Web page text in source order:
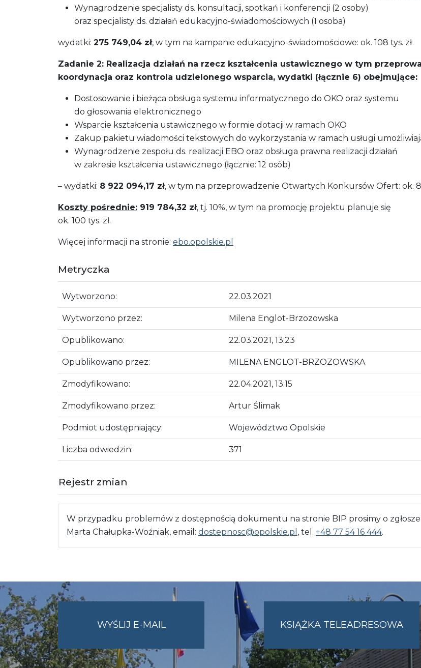
Wynagrodzenie specjalisty ds. konsultacji, spotkań i konferencji (2 osoby)
oraz specjalisty ds. działań edukacyjno-świadomościowych (1 osoba)
wydatki: 275 749,04 zł, w tym na kampanie edukacyjno-świadomościowe: ok. 108 tys. zł
Zadanie 2: Realizacja działań na rzecz kształcenia ustawicznego w tym
koordynacja oraz kontrola udzielonego wsparcia, wydatki (łącznie 6) obejmujące:
Dostosowanie i bieżąca obsługa systemu informatycznego do OKO oraz systemu
do głosowania elektronicznego
Wsparcie kształcenia ustawicznego w formie dotacji w ramach OKO
Zakup pakietu wiadomości tekstowych do wykorzystania w ramach usługi
Wynagrodzenie zespołu ds. realizacji EBO oraz obsługa prawna realizacji działań
w zakresie kształcenia ustawicznego (łącznie: 12 osób)
– wydatki: 8 922 094,17 zł, w tym na przeprowadzenie Otwartych Konkursów Ofert: ok.
Koszty pośrednie: 919 784,32 zł, tj. 10%, w tym na promocję projektu planuje się
ok. 100 tys. zł.
Więcej informacji na stronie: ebo.opolskie.pl
Metryczka
Wytworzono: 22.03.2021
Wytworzono przez: Milena Englot-Brzozowska
Opublikowano: 22.03.2021, 13:23
Opublikowano przez: MILENA ENGLOT-BRZOZOWSKA
Zmodyfikowano: 22.04.2021, 13:15
Zmodyfikowano przez: Artur Ślimak
Podmiot udostępniający: Województwo Opolskie
Liczba odwiedzin: 371
Rejestr zmian
W przypadku problemów z dostępnością dokumentu na stronie BIP prosimy o
Marta Chałupka-Woźniak, email: dostepnosc@opolskie.pl , tel. +48 77 54 16 444.
WYŚLIJ E-MAILNA
UMWO@OPOLSKIE.PL
KSIĄŻKA TELEADRESOWA